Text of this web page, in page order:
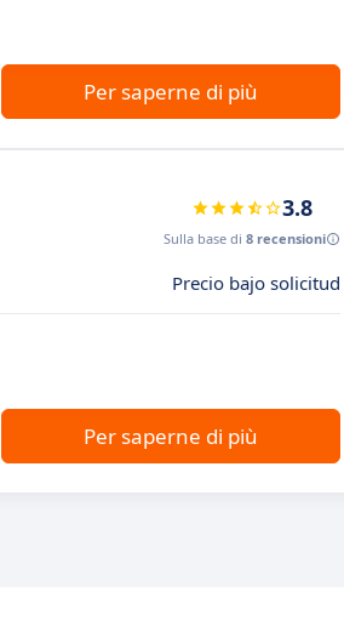
Per saperne di più
3.8
Sulla base di 8 recensioni
Precio bajo solicitud
Per saperne di più